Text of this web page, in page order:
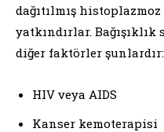
dağıtılmış
yatkındırlar.
diğer faktörler şunlardır:
HIV veya AIDS
Kanser kemoterapisi